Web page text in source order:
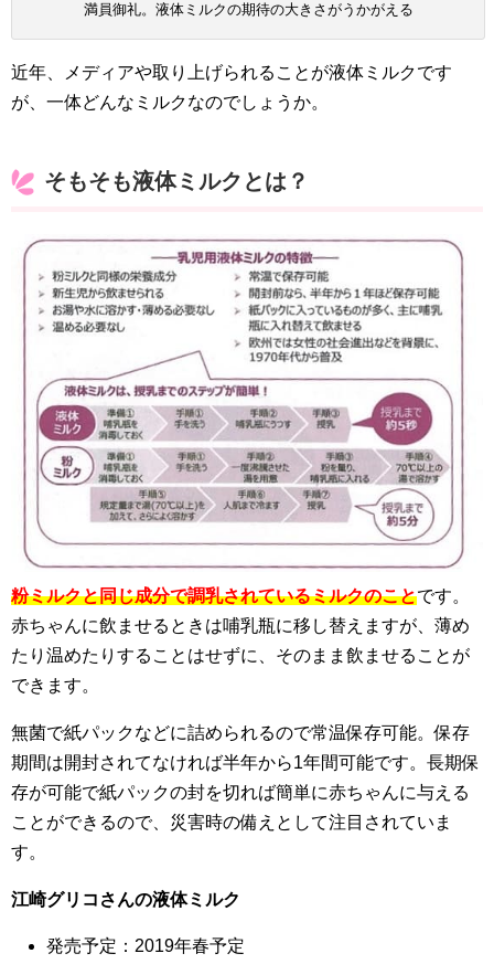
満員御礼。液体ミルクの期待の大きさがうかがえる
近年、メディアや取り上げられることが液体ミルクです
が、一体どんなミルクなのでしょうか。
そもそも液体ミルクとは？
粉ミルクと同じ成分で調乳されているミルクのことです。
赤ちゃんに飲ませるときは哺乳瓶に移し替えますが、薄め
たり温めたりすることはせずに、そのまま飲ませることが
できます。
無菌で紙パックなどに詰められるので常温保存可能。保存
期間は開封されてなければ半年から1年間可能です。長期保
存が可能で紙パックの封を切れば簡単に赤ちゃんに与える
ことができるので、災害時の備えとして注目されていま
す。
江崎グリコさんの液体ミルク
発売予定：2019年春予定